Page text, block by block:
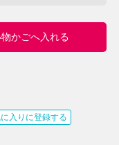
かごへ入れる
入りに登録する